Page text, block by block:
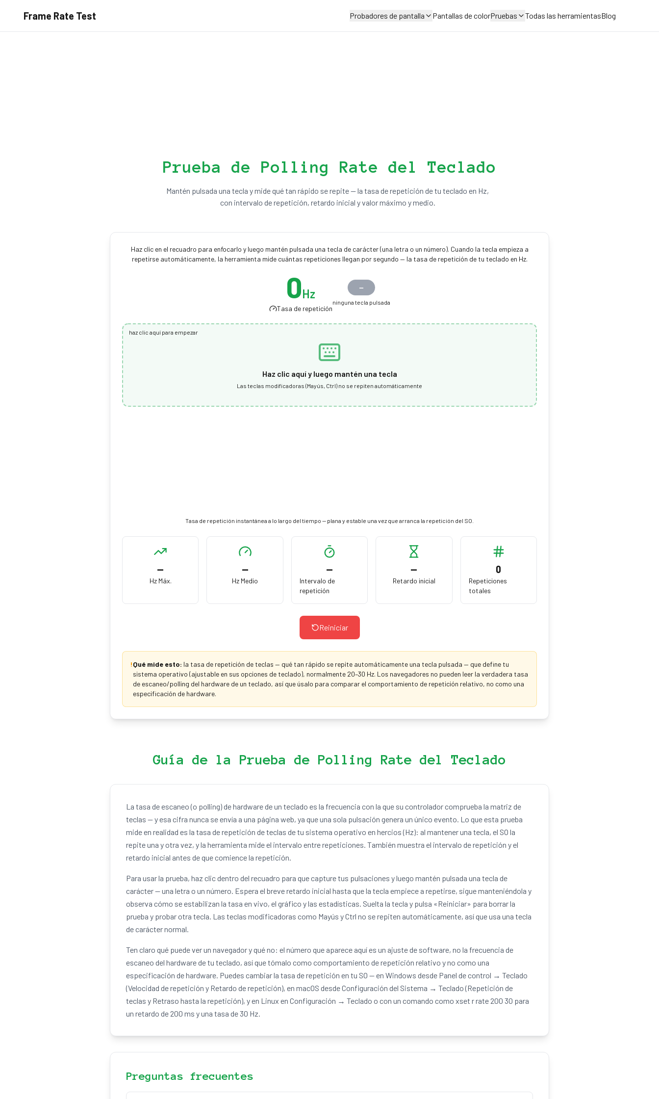
Frame Rate Test Probadores de pantalla Pantallas de colorPruebas Todas las herramientasBlog
Prueba de Polling Rate del Teclado
Mantén pulsada una tecla y mide qué tan rápido se repite — la tasa de repetición de tu teclado en Hz,
con intervalo de repetición, retardo inicial y valor máximo y medio.
Haz clic en el recuadro para enfocarlo y luego mantén pulsada una tecla de carácter (una letra o un número). Cuando la tecla empieza a
repetirse automáticamente, la herramienta mide cuántas repeticiones llegan por segundo — la tasa de repetición de tu teclado en Hz.
0Hz
Tasa de repetición
—
ninguna tecla pulsada
haz clic aquí para empezar
Haz clic aquí y luego mantén una tecla
Las teclas modificadoras (Mayús, Ctrl) no se repiten automáticamente
Tasa de repetición instantánea a lo largo del tiempo — plana y estable una vez que arranca la repetición del SO.
—
Hz Máx.
—
Hz Medio
—
Intervalo de
repetición
—
Retardo inicial
0
Repeticiones
totales
Reiniciar
!Qué mide esto: la tasa de repetición de teclas — qué tan rápido se repite automáticamente una tecla pulsada — que define tu
sistema operativo (ajustable en sus opciones de teclado), normalmente 20–30 Hz. Los navegadores no pueden leer la verdadera tasa
de escaneo/polling del hardware de un teclado, así que úsalo para comparar el comportamiento de repetición relativo, no como una
especificación de hardware.
Guía de la Prueba de Polling Rate del Teclado
La tasa de escaneo (o polling) de hardware de un teclado es la frecuencia con la que su controlador comprueba la matriz de
teclas — y esa cifra nunca se envía a una página web, ya que una sola pulsación genera un único evento. Lo que esta prueba
mide en realidad es la tasa de repetición de teclas de tu sistema operativo en hercios (Hz): al mantener una tecla, el SO la
repite una y otra vez, y la herramienta mide el intervalo entre repeticiones. También muestra el intervalo de repetición y el
retardo inicial antes de que comience la repetición.
Para usar la prueba, haz clic dentro del recuadro para que capture tus pulsaciones y luego mantén pulsada una tecla de
carácter — una letra o un número. Espera el breve retardo inicial hasta que la tecla empiece a repetirse, sigue manteniéndola y
observa cómo se estabilizan la tasa en vivo, el gráfico y las estadísticas. Suelta la tecla y pulsa «Reiniciar» para borrar la
prueba y probar otra tecla. Las teclas modificadoras como Mayús y Ctrl no se repiten automáticamente, así que usa una tecla
de carácter normal.
Ten claro qué puede ver un navegador y qué no: el número que aparece aquí es un ajuste de software, no la frecuencia de
escaneo del hardware de tu teclado, así que tómalo como comportamiento de repetición relativo y no como una
especificación de hardware. Puedes cambiar la tasa de repetición en tu SO — en Windows desde Panel de control → Teclado
(Velocidad de repetición y Retardo de repetición), en macOS desde Configuración del Sistema → Teclado (Repetición de
teclas y Retraso hasta la repetición), y en Linux en Configuración → Teclado o con un comando como xset r rate 200 30 para
un retardo de 200 ms y una tasa de 30 Hz.
Preguntas frecuentes